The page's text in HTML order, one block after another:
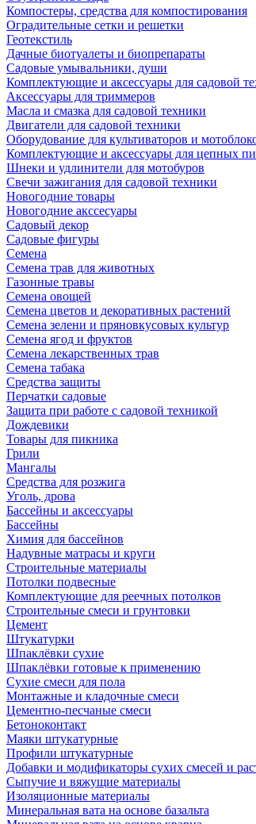
Компостеры, средства для компостирования
Оградительные сетки и решетки
Геотекстиль
Дачные биотуалеты и биопрепараты
Садовые умывальники, души
Комплектующие и аксессуары для садовой
Аксессуары для триммеров
Масла и смазка для садовой техники
Двигатели для садовой техники
Оборудование для культиваторов и
Комплектующие и аксессуары для цепных
Шнеки и удлинители для мотобуров
Свечи зажигания для садовой техники
Новогодние товары
Новогодние акссесуары
Садовый декор
Садовые фигуры
Семена
Семена трав для животных
Газонные травы
Семена овощей
Семена цветов и декоративных растений
Семена зелени и пряновкусовых культур
Семена ягод и фруктов
Семена лекарственных трав
Семена табака
Средства защиты
Перчатки садовые
Защита при работе с садовой техникой
Дождевики
Товары для пикника
Грили
Мангалы
Средства для розжига
Уголь, дрова
Бассейны и аксессуары
Бассейны
Химия для бассейнов
Надувные матрасы и круги
Строительные материалы
Потолки подвесные
Комплектующие для реечных потолков
Строительные смеси и грунтовки
Цемент
Штукатурки
Шпаклёвки сухие
Шпаклёвки готовые к применению
Сухие смеси для пола
Монтажные и кладочные смеси
Цементно-песчаные смеси
Бетоноконтакт
Маяки штукатурные
Профили штукатурные
Добавки и модификаторы сухих смесей и
Сыпучие и вяжущие материалы
Изоляционные материалы
Минеральная вата на основе базальта